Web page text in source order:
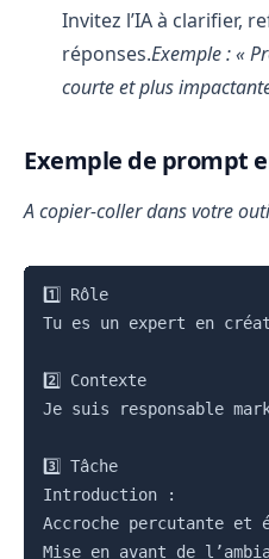
Invitez l’IA à clarifier,
réponses.Exemple : «
courte et plus
Exemple de prompt
A copier-coller dans votre
1️⃣ Rôle
Tu es un expert en
2️⃣ Contexte
Je suis responsable
3️⃣ Tâche
Introduction :
Accroche percutante et
Mise en avant de